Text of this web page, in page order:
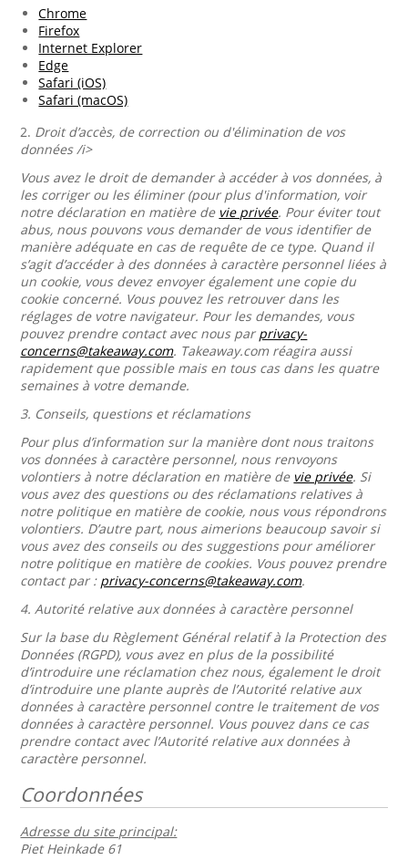
Chrome
Firefox
Internet Explorer
Edge
Safari (iOS)
Safari (macOS)
2. Droit d’accès, de correction ou d'élimination de vos
données /i>
Vous avez le droit de demander à accéder à vos données, à
les corriger ou les éliminer (pour plus d'information, voir
notre déclaration en matière de vie privée. Pour éviter tout
abus, nous pouvons vous demander de vous identifier de
manière adéquate en cas de requête de ce type. Quand il
s’agit d’accéder à des données à caractère personnel liées à
un cookie, vous devez envoyer également une copie du
cookie concerné. Vous pouvez les retrouver dans les
réglages de votre navigateur. Pour les demandes, vous
pouvez prendre contact avec nous parprivacy-
concerns@takeaway.com. Takeaway.com réagira aussi
rapidement que possible mais en tous cas dans les quatre
semaines à votre demande.
3. Conseils, questions et réclamations
Pour plus d’information sur la manière dont nous traitons
vos données à caractère personnel, nous renvoyons
volontiers à notre déclaration en matière de vie privée. Si
vous avez des questions ou des réclamations relatives à
notre politique en matière de cookie, nous vous répondrons
volontiers. D’autre part, nous aimerions beaucoup savoir si
vous avez des conseils ou des suggestions pour améliorer
notre politique en matière de cookies. Vous pouvez prendre
contact par : privacy-concerns@takeaway.com.
4.Autorité relative aux données à caractère personnel
Sur la base du Règlement Général relatif à la Protection des
Données (RGPD), vous avez en plus de la possibilité
d’introduire une réclamation chez nous, également le droit
d’introduire une plante auprès de l’Autorité relative aux
données à caractère personnel contre le traitement de vos
données à caractère personnel. Vous pouvez dans ce cas
prendre contact avec l’Autorité relative aux données à
caractère personnel.
Coordonnées
Adresse du site principal:
Piet Heinkade 61